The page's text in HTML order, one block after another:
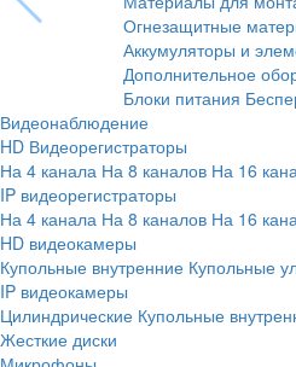
Огнезащитные
Аккумуляторы и
Дополнительное
Блоки питания
Видеонаблюдение
HD Видеорегистраторы
На 4 канала На 8 каналов На 16
IP видеорегистраторы
На 4 канала На 8 каналов На 16
HD видеокамеры
Купольные внутренние Купольные
IP видеокамеры
Цилиндрические Купольные
Жесткие диски